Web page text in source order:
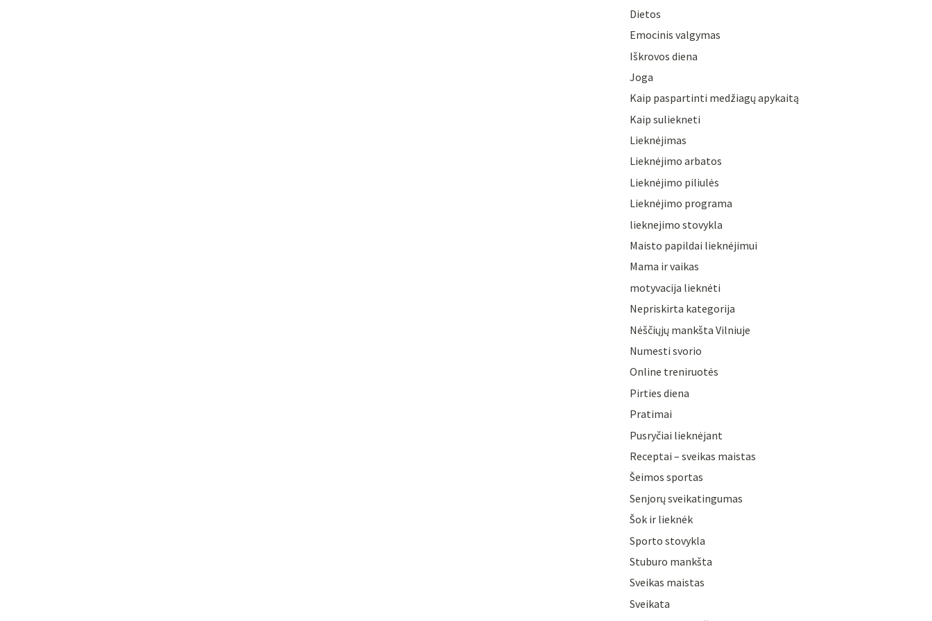
Dietos
Emocinis valgymas
Iškrovos diena
Joga
Kaip paspartinti medžiagų apykaitą
Kaip suliekneti
Lieknėjimas
Lieknėjimo arbatos
Lieknėjimo piliulės
Lieknėjimo programa
lieknejimo stovykla
Maisto papildai lieknėjimui
Mama ir vaikas
motyvacija lieknėti
Nepriskirta kategorija
Nėščiųjų mankšta Vilniuje
Numesti svorio
Online treniruotės
Pirties diena
Pratimai
Pusryčiai lieknėjant
Receptai – sveikas maistas
Šeimos sportas
Senjorų sveikatingumas
Šok ir lieknėk
Sporto stovykla
Stuburo mankšta
Sveikas maistas
Sveikata